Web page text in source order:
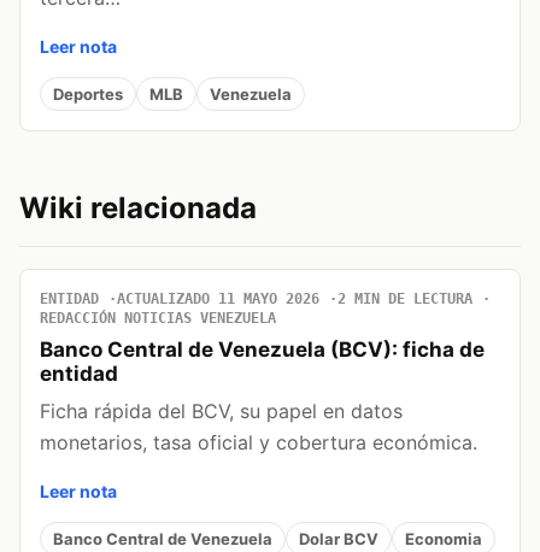
Leer nota
Deportes MLB Venezuela
Wiki relacionada
ENTIDAD ACTUALIZADO 11 MAYO 2026
2 MIN DE LECTURA
REDACCIÓN NOTICIAS VENEZUELA
Banco Central de Venezuela (BCV): ficha de
entidad
Ficha rápida del BCV, su papel en datos
monetarios, tasa oficial y cobertura económica.
Leer nota
Banco Central de Venezuela Dolar BCV Economia